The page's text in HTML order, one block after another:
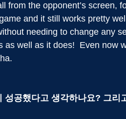
from the opponent’s screen,
and it still works pretty
needing to change any
as well as it does!  Even now
성공했다고 생각하나요? 그리